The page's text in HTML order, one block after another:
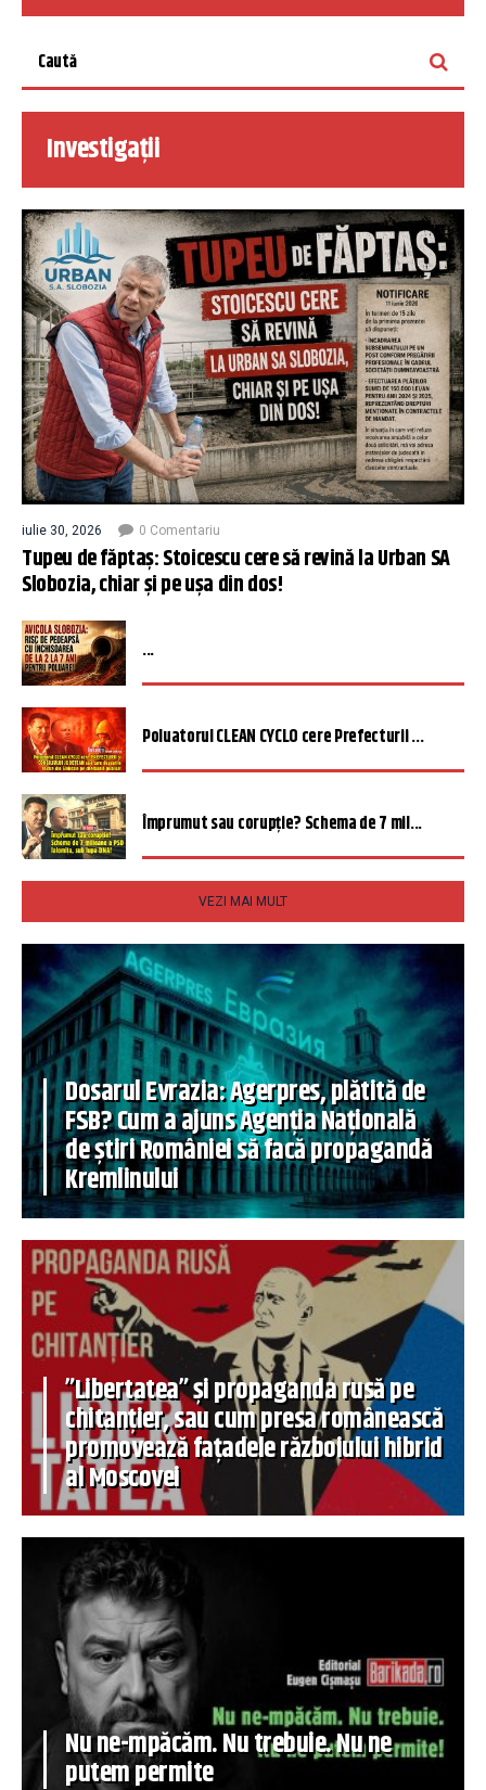
Investigații
iulie 30, 2026 0 Comentariu
Tupeu de făptaș: Stoicescu cere să revină la Urban SA
Slobozia, chiar și pe ușa din dos!
...
Poluatorul CLEAN CYCLO cere Prefecturii ...
Împrumut sau corupție? Schema de 7 mil...
VEZI MAI MULT
Dosarul Evrazia: Agerpres, plătită de
FSB? Cum a ajuns Agenția Națională
de știri României să facă propagandă
Kremlinului
”Libertatea” și propaganda rusă pe
chitanțier, sau cum presa românească
promovează fațadele războiului hibrid
al Moscovei
Nu ne-mpăcăm. Nu trebuie. Nu ne
putem permite